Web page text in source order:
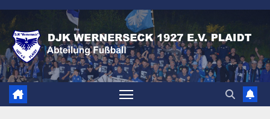
Zum
Inhalt
springen